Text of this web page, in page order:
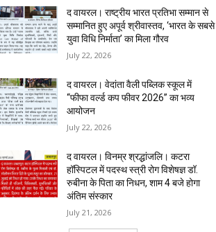
द वायरल। राष्ट्रीय भारत प्रतिभा सम्मान से
सम्मानित हुए अपूर्व श्रीवास्तव, ‘भारत के सबसे
युवा विधि निर्माता’ का मिला गौरव
July 22, 2026
द वायरल। वेदांता वैली पब्लिक स्कूल में
“फीफा वर्ल्ड कप फीवर 2026” का भव्य
आयोजन
July 22, 2026
द वायरल। विनम्र श्रद्धांजलि। कटरा
हॉस्पिटल में पदस्थ स्त्री रोग विशेषज्ञ डॉ.
रुबीना के पिता का निधन, शाम 4 बजे होगा
अंतिम संस्कार
July 21, 2026